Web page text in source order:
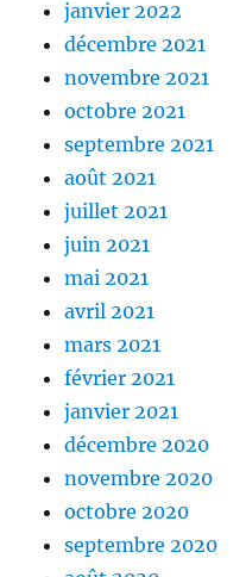
janvier 2022
décembre 2021
novembre 2021
octobre 2021
septembre 2021
août 2021
juillet 2021
juin 2021
mai 2021
avril 2021
mars 2021
février 2021
janvier 2021
décembre 2020
novembre 2020
octobre 2020
septembre 2020